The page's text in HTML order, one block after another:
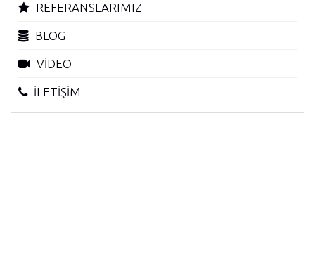
REFERANSLARIMIZ
BLOG
VİDEO
İLETİŞİM